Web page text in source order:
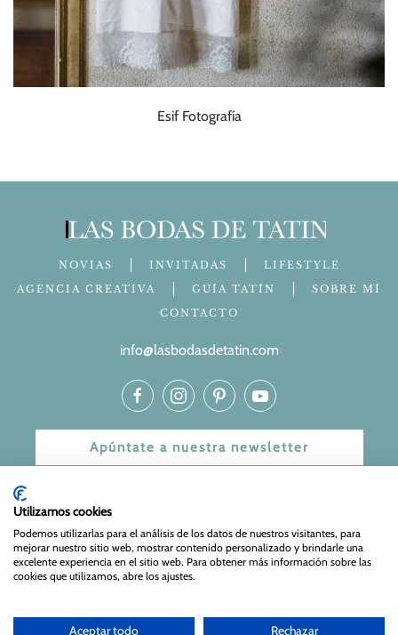
Esif Fotografía
NOVIAS INVITADAS
LIFESTYLE
AGENCIA CREATIVA
GUÍA TATÍN
SOBRE MÍ
CONTACTO
info@lasbodasdetatin.com
Apúntate a nuestra newsletter
Aviso Legal|Política de Privacidad y Cookies| Web Diseñada
y mantenida porEspecialistas Web
Utilizamos cookies
Podemos utilizarlas para el análisis de los datos de nuestros visitantes, para
mejorar nuestro sitio web, mostrar contenido personalizado y brindarle una
excelente experiencia en el sitio web. Para obtener más información sobre las
cookies que utilizamos, abre los ajustes.
Aceptar todo Rechazar